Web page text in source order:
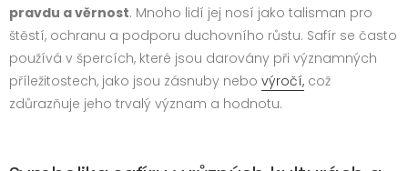
pravdu a věrnost. Mnoho lidí jej nosí jako talisman pro
štěstí, ochranu a podporu duchovního růstu. Safír se často
používá v špercích, které jsou darovány při významných
příležitostech, jako jsou zásnuby nebo výročí, což
zdůrazňuje jeho trvalý význam a hodnotu.